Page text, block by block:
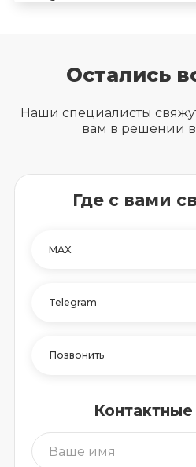
Остались
Наши специалисты
вам в решении
Где с вами
MAX
Telegram
Позвонить